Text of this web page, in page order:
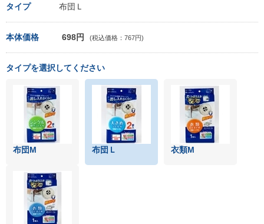
タイプ 布団Ｌ
本体価格 698円 (税込価格：767円)
タイプを選択してください
布団M 布団Ｌ 衣類M